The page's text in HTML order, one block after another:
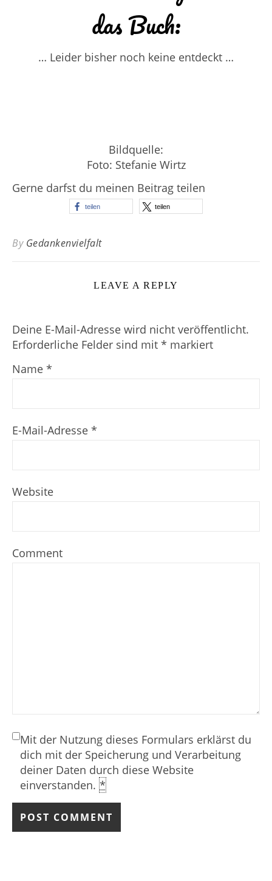
das Buch:
… Leider bisher noch keine entdeckt …
Bildquelle:
Foto: Stefanie Wirtz
Gerne darfst du meinen Beitrag teilen
teilen teilen
By Gedankenvielfalt
LEAVE A REPLY
Deine E-Mail-Adresse wird nicht veröffentlicht.
Erforderliche Felder sind mit * markiert
Name *
E-Mail-Adresse *
Website
Comment
Mit der Nutzung dieses Formulars erklärst du
dich mit der Speicherung und Verarbeitung
deiner Daten durch diese Website
einverstanden. *